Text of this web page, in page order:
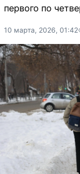
первого по
10 марта, 2026, 01:42